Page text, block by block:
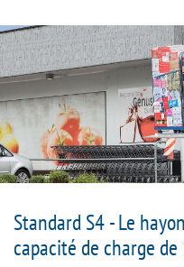
Standard S4 - Le
capacité de charge